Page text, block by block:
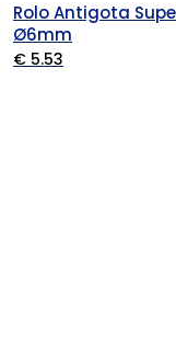
Rolo Antigota
Ø6mm
€ 5.53